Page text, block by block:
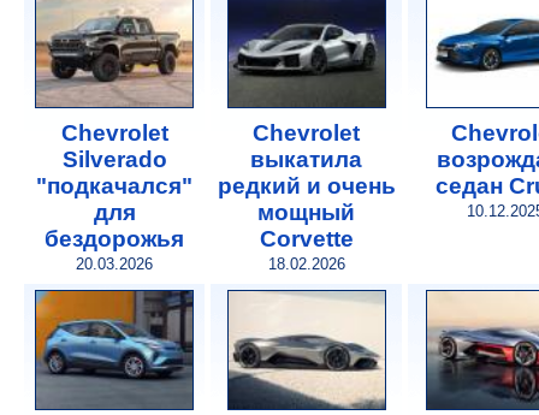
Chevrolet
Silverado
"подкачался"
для
бездорожья
20.03.2026
Chevrolet
выкатила
редкий и очень
мощный
Corvette
18.02.2026
седан